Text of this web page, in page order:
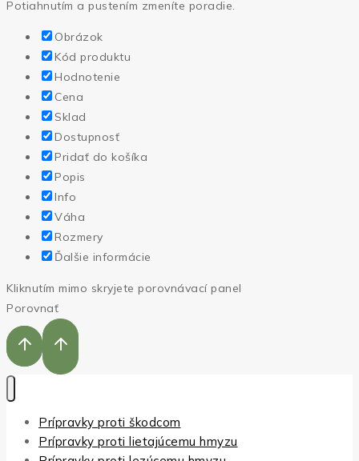
Potiahnutím a pustením zmeníte poradie.
Obrázok
Kód produktu
Hodnotenie
Cena
Sklad
Dostupnosť
Pridať do košíka
Popis
Info
Váha
Rozmery
Ďalšie informácie
Kliknutím mimo skryjete porovnávací panel
Porovnať
Prípravky proti škodcom
Prípravky proti lietajúcemu hmyzu